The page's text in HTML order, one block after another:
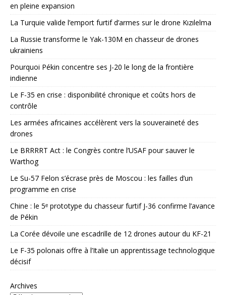
en pleine expansion
La Turquie valide l’emport furtif d’armes sur le drone Kızılelma
La Russie transforme le Yak-130M en chasseur de drones
ukrainiens
Pourquoi Pékin concentre ses J-20 le long de la frontière
indienne
Le F-35 en crise : disponibilité chronique et coûts hors de
contrôle
Les armées africaines accélèrent vers la souveraineté des
drones
Le BRRRRT Act : le Congrès contre l’USAF pour sauver le
Warthog
Le Su-57 Felon s’écrase près de Moscou : les failles d’un
programme en crise
Chine : le 5ᵉ prototype du chasseur furtif J-36 confirme l’avance
de Pékin
La Corée dévoile une escadrille de 12 drones autour du KF-21
Le F-35 polonais offre à l’Italie un apprentissage technologique
décisif
Archives